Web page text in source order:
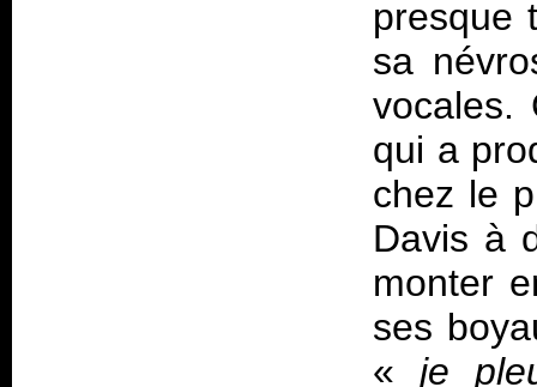
presque
sa
vocales.
qui a
chez le
Davis à
monter
ses
«je